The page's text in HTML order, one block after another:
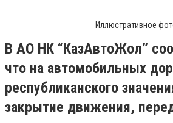
Иллюстративное
В АО НК “КазАвтоЖол”
что на автомобильных
республиканского
закрытие движения,